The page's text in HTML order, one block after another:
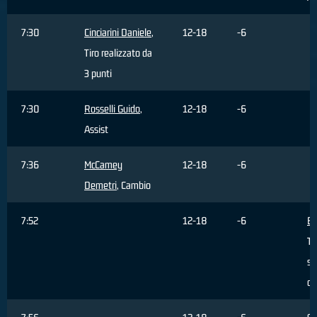
7:30 Cinciarini Daniele,
Tiro realizzato da
3 punti
12-18 -6
7:30 Rosselli Guido,
Assist
12-18 -6
7:36
McCamey
Demetri, Cambio
12-18 -6
7:52 12-18 -6